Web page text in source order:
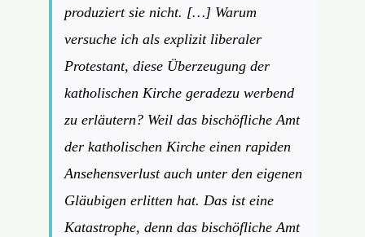
produziert sie nicht. […] Warum
versuche ich als explizit liberaler
Protestant, diese Überzeugung der
katholischen Kirche geradezu werbend
zu erläutern? Weil das bischöfliche Amt
der katholischen Kirche einen rapiden
Ansehensverlust auch unter den eigenen
Gläubigen erlitten hat. Das ist eine
Katastrophe, denn das bischöfliche Amt